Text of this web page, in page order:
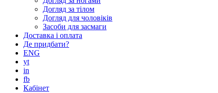
Догляд за тілом
Догляд для чоловіків
Засоби для засмаги
Доставка і оплата
Де придбати?
ENG
yt
in
fb
Кабінет